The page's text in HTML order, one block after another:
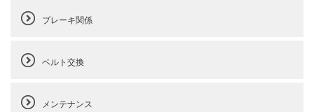
ブレーキ関係
ベルト交換
メンテナンス